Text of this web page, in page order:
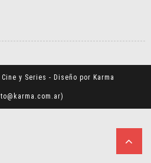
y Series - Diseño por Karma
)